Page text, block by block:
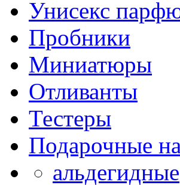
Унисекс
Пробники
Миниатюры
Отливанты
Тестеры
Подарочные
альдегидные